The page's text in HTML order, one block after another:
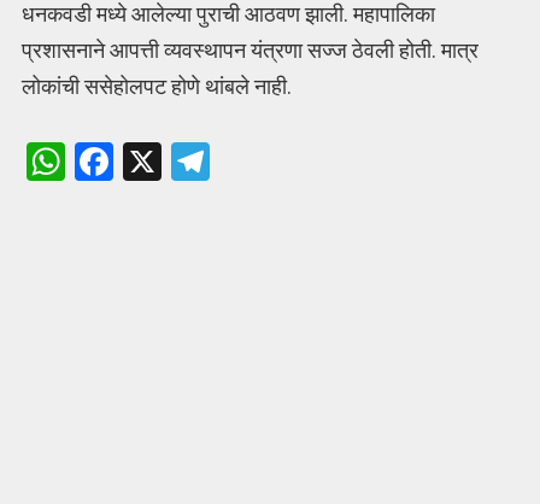
धनकवडी मध्ये आलेल्या पुराची आठवण झाली. महापालिका
प्रशासनाने आपत्ती व्यवस्थापन यंत्रणा सज्ज ठेवली होती. मात्र
लोकांची ससेहोलपट होणे थांबले नाही.
W F X T